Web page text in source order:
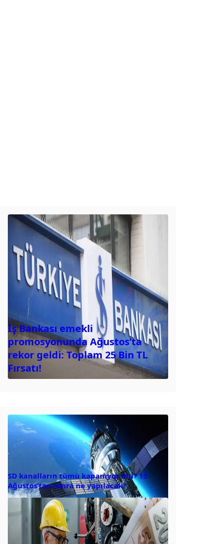
İş Bankası emekli
promosyonunda Ağustos’ta
rekor geldi: Toplam 25 Bin TL
Fırsatı!
SD kanalların tümü kapanıyor mu? 15
Ağustos’tan sonra ne yapılacak?